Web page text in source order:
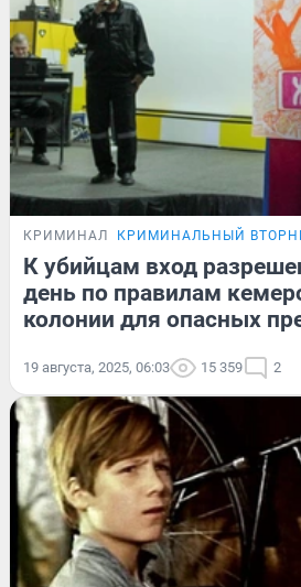
КРИМИНАЛ КРИМИНАЛЬНЫЙ
К убийцам вход
день по правилам
колонии для опасных
19 августа, 2025, 06:03 15 359 2